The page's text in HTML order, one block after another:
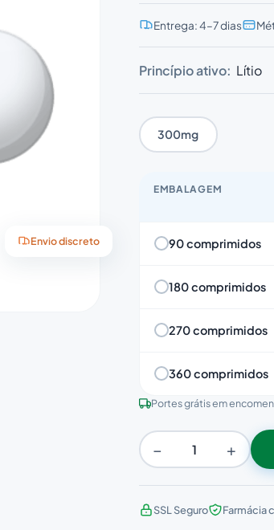
Envio discreto
Entrega: 4–7 dias
Princípio ativo: Lítio
300mg
EMBALAGEM
90 comprimidos
180 comprimidos
270 comprimidos
360 comprimidos
Portes grátis em
− +
SSL Seguro Farmácia